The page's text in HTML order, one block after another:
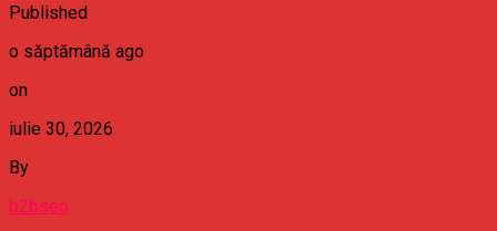
Published
o săptămână ago
on
iulie 30, 2026
By
b2bseo